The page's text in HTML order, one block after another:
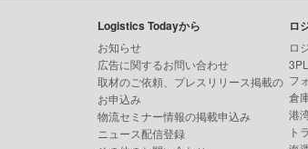
Logistics Todayから
お知らせ
広告に関するお問い合わせ
取材のご依頼、プレスリリース掲載の
お申込み
物流セミナー情報の掲載申込み
ニュース配信登録
ロ
ロ
3PL
フ
倉
港
ト